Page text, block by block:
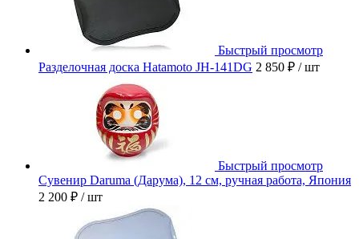
Быстрый просмотр
Разделочная доска Hatamoto JH-141DG 2 850 ₽ / шт
Быстрый просмотр
Сувенир Daruma (Дарума), 12 см, ручная работа, Япония
2 200 ₽ / шт